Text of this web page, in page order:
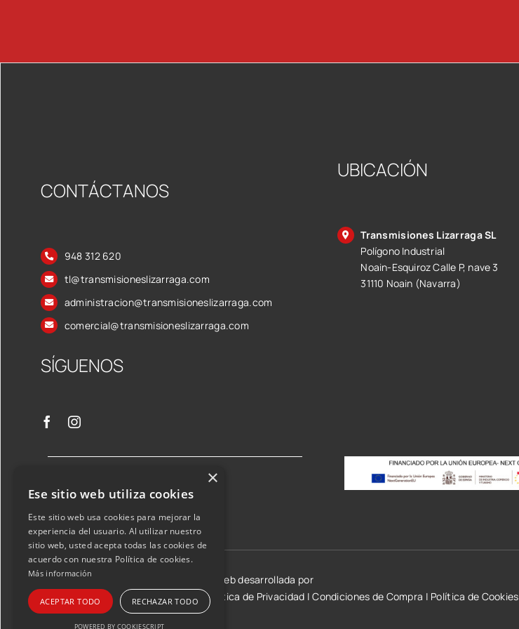
CONTÁCTANOS
948 312 620
tl@transmisioneslizarraga.com
administracion@transmisioneslizarraga.com
comercial@transmisioneslizarraga.com
SÍGUENOS
UBICACIÓN
Transmisiones Lizarraga SL
Polígono Industrial
Noain-Esquiroz Calle P, nave 3
31110 Noain (Navarra)
©2026 Transmisiones Lizarraga SL | Web desarrollada por
Aviso Legal y condiciones de uso |Política de Privacidad |Condiciones de Compra | Política de Cookies
×
Ese sitio web utiliza cookies
Este sitio web usa cookies para mejorar la
experiencia del usuario. Al utilizar nuestro
sitio web, usted acepta todas las cookies de
acuerdo con nuestra Política de cookies.
Más información
ACEPTAR TODO RECHAZAR TODO
POWERED BY COOKIESCRIPT